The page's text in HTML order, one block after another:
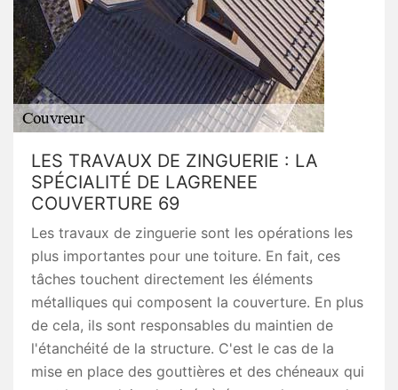
LES TRAVAUX DE ZINGUERIE : LA
SPÉCIALITÉ DE LAGRENEE
COUVERTURE 69
Les travaux de zinguerie sont les opérations les
plus importantes pour une toiture. En fait, ces
tâches touchent directement les éléments
métalliques qui composent la couverture. En plus
de cela, ils sont responsables du maintien de
l'étanchéité de la structure. C'est le cas de la
mise en place des gouttières et des chéneaux qui